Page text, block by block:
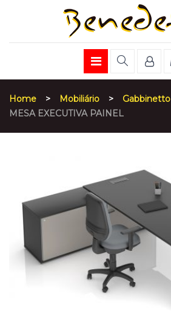
Home > Mobiliário > Gabbinetto
MESA EXECUTIVA PAINEL